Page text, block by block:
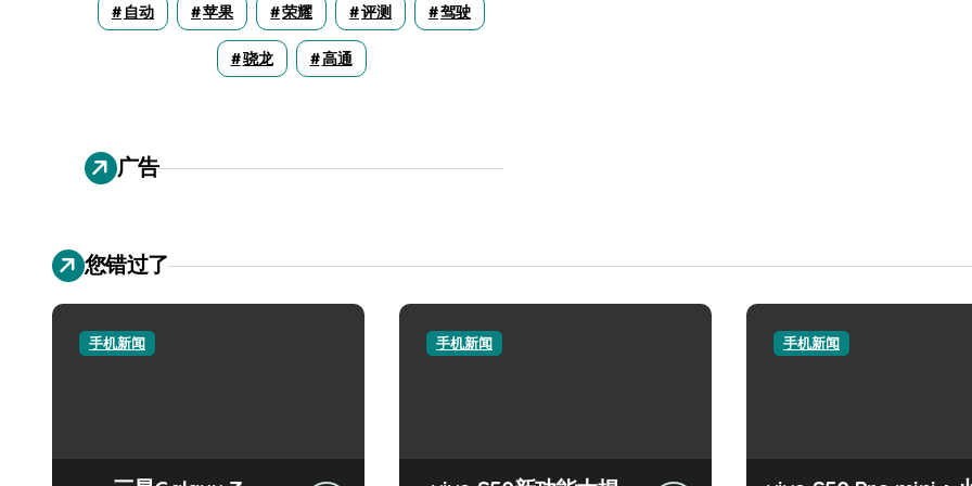
自动 苹果 荣耀 评测 驾驶
骁龙 高通
广告
您错过了
手机新闻 手机新闻 手机新闻